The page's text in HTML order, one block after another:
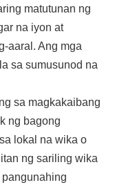
matutunan ng
na iyon at
aaral. Ang mga
sa sumusunod na
sa magkakaibang
ng bagong
lokal na wika o
ng sariling wika